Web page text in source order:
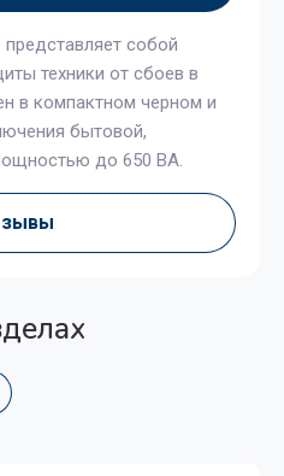
представляет собой
техники от сбоев в
в компактном черном и
бытовой,
до 650 ВА.